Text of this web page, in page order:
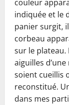
couleur
indiquée et le
panier surgit,
corbeau
sur le plateau.
aiguilles
soient cueillis
reconstitué.
dans mes